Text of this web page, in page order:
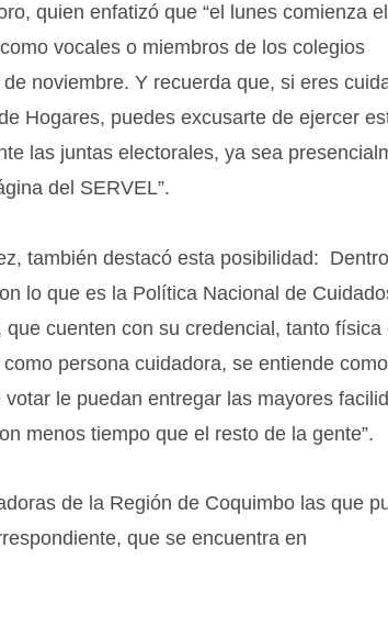
quien enfatizó que “el lunes comienza el
vocales o miembros de los colegios
noviembre. Y recuerda que, si eres
Hogares, puedes excusarte de ejercer
las juntas electorales, ya sea
del SERVEL”.
también destacó esta posibilidad:
lo que es la Política Nacional de
cuenten con su credencial, tanto física
persona cuidadora, se entiende
le puedan entregar las mayores
menos tiempo que el resto de la gente”.
de la Región de Coquimbo las que
que se encuentra en